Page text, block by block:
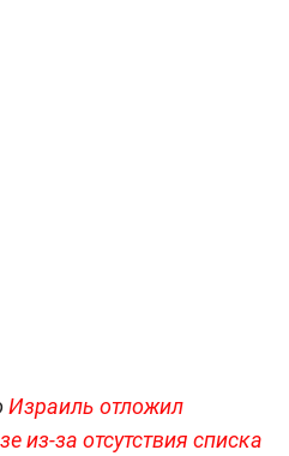
Израиль отложил
из-за отсутствия списка